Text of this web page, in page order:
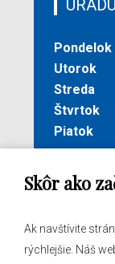
Skôr ako
Ak navštívite
rýchlejšie. Náš
ÚRADU
Pondelok
Utorok
Streda
Štvrtok
Piatok
Informácie: